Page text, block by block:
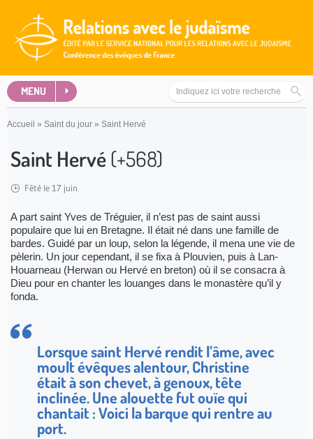
MENU
Accueil » Saint du jour » Saint Hervé
Saint Hervé(+568)
Fêté le 17 juin
A part saint Yves de Tréguier, il n’est pas de saint aussi
populaire que lui en Bretagne. Il était né dans une famille de
bardes. Guidé par un loup, selon la légende, il mena une vie de
pèlerin. Un jour cependant, il se fixa à Plouvien, puis à Lan-
Houarneau (Herwan ou Hervé en breton) où il se consacra à
Dieu pour en chanter les louanges dans le monastère qu’il y
fonda.
Lorsque saint Hervé rendit l’âme, avec
moult évêques alentour, Christine
était à son chevet, à genoux, tête
inclinée. Une alouette fut ouïe qui
chantait : Voici la barque qui rentre au
port.